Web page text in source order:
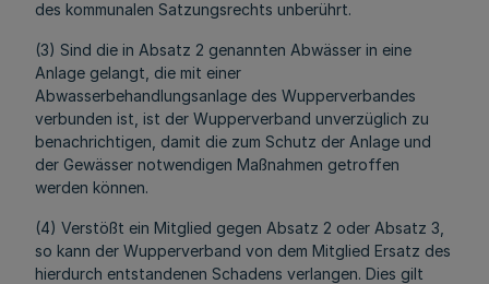
des kommunalen Satzungsrechts unberührt.
(3) Sind die in Absatz 2 genannten Abwässer in eine
Anlage gelangt, die mit einer
Abwasserbehandlungsanlage des Wupperverbandes
verbunden ist, ist der Wupperverband unverzüglich zu
benachrichtigen, damit die zum Schutz der Anlage und
der Gewässer notwendigen Maßnahmen getroffen
werden können.
(4) Verstößt ein Mitglied gegen Absatz 2 oder Absatz 3,
so kann der Wupperverband von dem Mitglied Ersatz des
hierdurch entstandenen Schadens verlangen. Dies gilt